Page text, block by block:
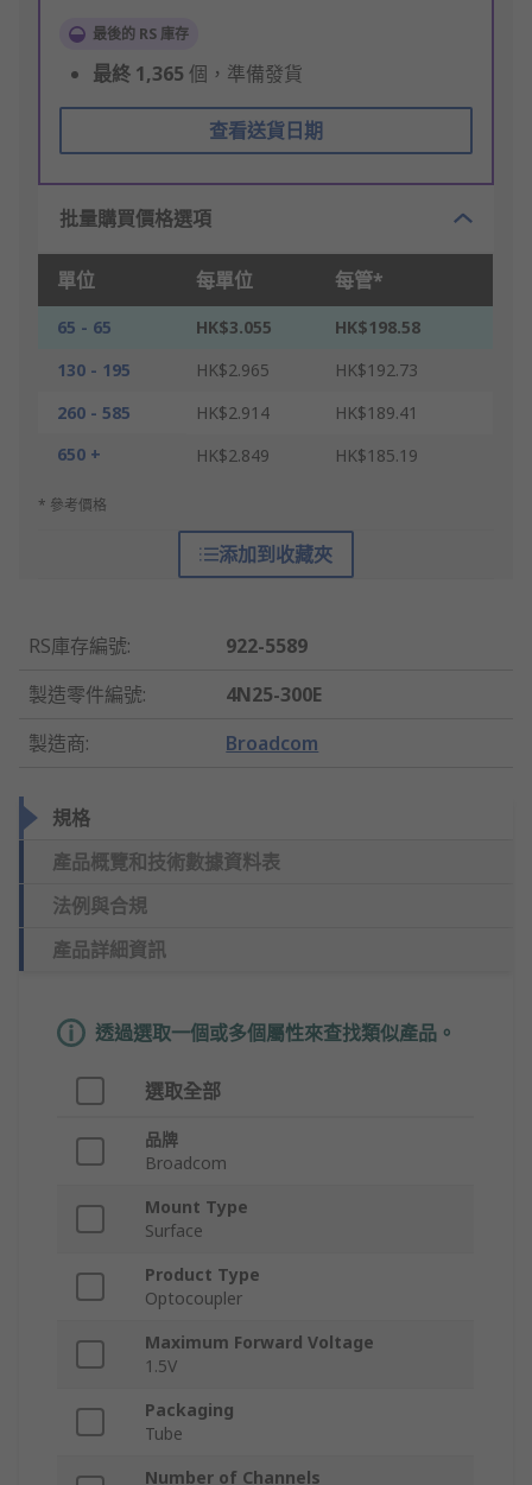
最後的 RS 庫存
最終 1,365 個，準備發貨
查看送貨日期
批量購買價格選項
單位 每單位 每管*
65 - 65 HK$3.055
HK$198.58
130 - 195
HK$2.965
HK$192.73
260 - 585
HK$2.914
HK$189.41
650 +
HK$2.849 HK$185.19
* 參考價格
添加到收藏夾
RS庫存編號:
922-5589
製造零件編號:
4N25-300E
製造商: Broadcom
規格
產品概覽和技術數據資料表
法例與合規
產品詳細資訊
透過選取一個或多個屬性來查找類似產品。
選取全部
品牌
Broadcom
Mount Type
Surface
Product Type
Optocoupler
Maximum Forward Voltage
1.5V
Packaging
Tube
Number of Channels